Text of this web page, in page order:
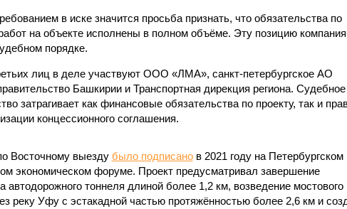
в иске значится просьба признать, что обязательства по
на объекте исполнены в полном объёме. Эту позицию компания
порядке.
лиц в деле участвуют ООО «ЛМА», санкт-петербургское АО
Башкирии и Транспортная дирекция региона. Судебное
затрагивает как финансовые обязательства по проекту, так и
концессионного соглашения.
Восточному выезду было подписанов 2021 году на Петербургском
экономическом форуме. Проект предусматривал завершение
автодорожного тоннеля длиной более 1,2 км, возведение мостового
реку Уфу с эстакадной частью протяжённостью более 2,6 км и